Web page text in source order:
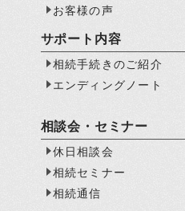
お客様の声
サポート内容
相続手続きのご紹介
エンディングノート
相談会・セミナー
休日相談会
相続セミナー
相続通信